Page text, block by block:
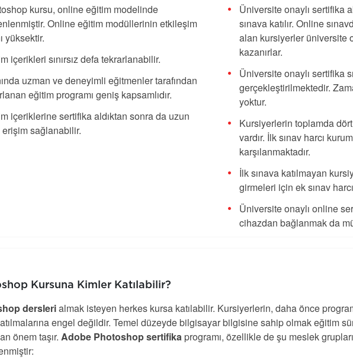
kursu, online eğitim modelinde
Online eğitim modüllerinin etkileşim
yüksektir.
içerikleri sınırsız defa tekrarlanabilir.
uzman ve deneyimli eğitmenler tarafından
eğitim programı geniş kapsamlıdır.
içeriklerine sertifika aldıktan sonra da uzun
sağlanabilir.
Üniversite onaylı sertifika
sınava katılır. Online
alan kursiyerler üniversite
kazanırlar.
Üniversite onaylı sertifika
gerçekleştirilmektedir.
yoktur.
Kursiyerlerin toplamda dört
vardır. İlk sınav harcı
karşılanmaktadır.
İlk sınava katılmayan
girmeleri için ek sınav
Üniversite onaylı online
cihazdan bağlanmak da
Kursuna Kimler Katılabilir?
derslerialmak isteyen herkes kursa katılabilir. Kursiyerlerin, daha önce
engel değildir. Temel düzeyde bilgisayar bilgisine sahip olmak eğitim
önem taşır. Adobe Photoshop sertifika programı, özellikle de şu meslek